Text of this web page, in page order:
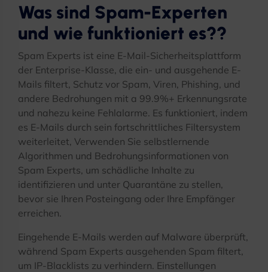
Was sind Spam-Experten
und wie funktioniert es??
Spam Experts ist eine E-Mail-Sicherheitsplattform
der Enterprise-Klasse, die ein- und ausgehende E-
Mails filtert, Schutz vor Spam, Viren, Phishing, und
andere Bedrohungen mit a 99.9%+ Erkennungsrate
und nahezu keine Fehlalarme. Es funktioniert, indem
es E-Mails durch sein fortschrittliches Filtersystem
weiterleitet, Verwenden Sie selbstlernende
Algorithmen und Bedrohungsinformationen von
Spam Experts, um schädliche Inhalte zu
identifizieren und unter Quarantäne zu stellen,
bevor sie Ihren Posteingang oder Ihre Empfänger
erreichen.
Eingehende E-Mails werden auf Malware überprüft,
während Spam Experts ausgehenden Spam filtert,
um IP-Blacklists zu verhindern. Einstellungen